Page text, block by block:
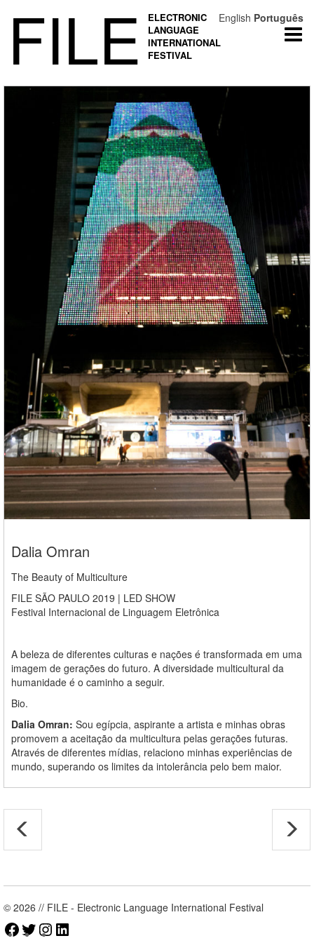
FILE
ELECTRONIC
LANGUAGE
INTERNATIONAL
FESTIVAL
Dalia Omran
The Beauty of Multiculture
FILE SÃO PAULO 2019 | LED SHOW
Festival Internacional de Linguagem Eletrônica
A beleza de diferentes culturas e nações é transformada em uma
imagem de gerações do futuro. A diversidade multicultural da
humanidade é o caminho a seguir.
Bio.
Dalia Omran: Sou egípcia, aspirante a artista e minhas obras
promovem a aceitação da multicultura pelas gerações futuras.
Através de diferentes mídias, relaciono minhas experiências de
mundo, superando os limites da intolerância pelo bem maior.
© 2026 // FILE - Electronic Language International Festival
Facebook
TwitterInstagram
English Português